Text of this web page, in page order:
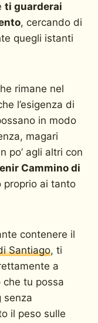
ti guarderai
, cercando di
quegli istanti
rimane nel
l’esigenza di
in modo
magari
po’ agli altri con
Cammino di
proprio ai tanto
contenere il
Santiago, ti
a
che tu possa
senza
il peso sulle